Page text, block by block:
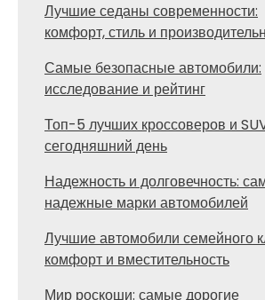
Лучшие седаны современности:
комфорт, стиль и
Самые безопасные автомобили:
исследование и рейтинг
Топ-5 лучших кроссоверов и
сегодняшний день
Надежность и долговечность:
надежные марки автомобилей
Лучшие автомобили семейного
комфорт и вместительность
Мир роскоши: самые дорогие